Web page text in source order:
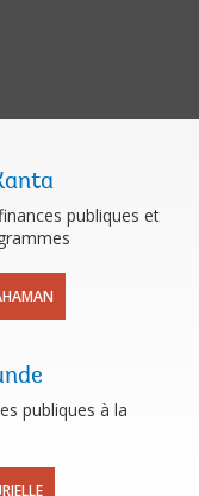
publiques et
publiques à la